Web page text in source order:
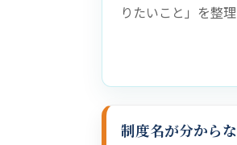
りたいこと」を整理
制度名が分から